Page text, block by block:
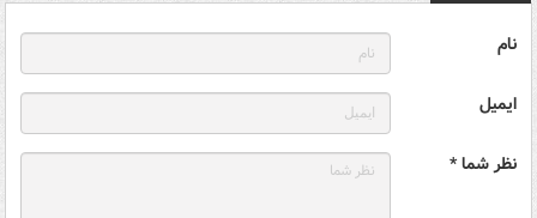
نام
ایمیل
نظر شما *